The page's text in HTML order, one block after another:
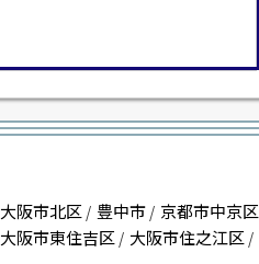
大阪市北区 / 豊中市 / 京都市中京区
大阪市東住吉区 / 大阪市住之江区 /